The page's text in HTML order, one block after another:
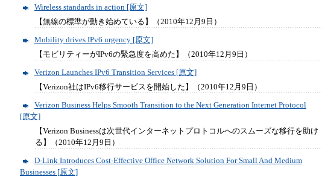
Wireless standards in action [原文]
【無線の標準が動き始めている】（2010年12月9日）
Mobility drives IPv6 urgency [原文]
【モビリティーがIPv6の緊急度を高めた】（2010年12月9日）
Verizon Launches IPv6 Transition Services [原文]
【Verizon社はIPv6移行サービスを開始した】（2010年12月9日）
Verizon Business Helps Smooth Transition to the Next Generation Internet Protocol
[原文]
【Verizon Businessは次世代インターネットプロトコルへのスムーズな移行を助け
る】（2010年12月9日）
D-Link Introduces Cost-Effective Office Network Solution For Small And Medium
Businesses [原文]